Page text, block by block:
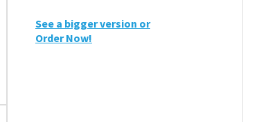
See a bigger version or
Order Now!